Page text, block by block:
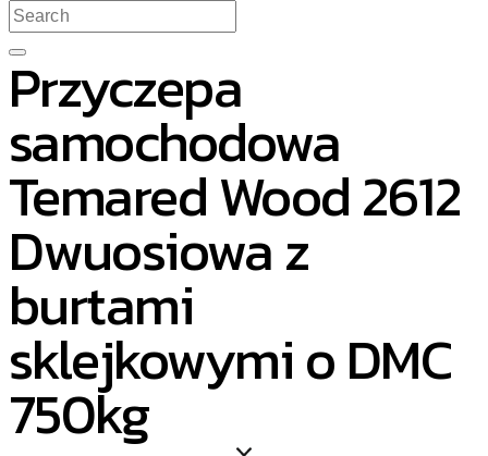
Przyczepa
samochodowa
Temared Wood 2612
Dwuosiowa z
burtami
sklejkowymi o DMC
750kg